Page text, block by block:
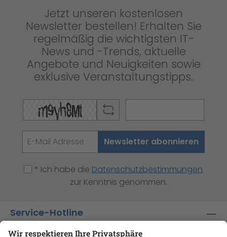
Jetzt unseren kostenlosen
Newsletter bestellen! Erhalten Sie
regelmäßig die wichtigsten IT-
News und -Trends, aktuelle
Angebote und Neuigkeiten sowie
exklusive Veranstaltungstipps.
Newsletter abonnieren
* Ich habe die Datenschutzbestimmungen
zur Kenntnis genommen.
Service-Hotline